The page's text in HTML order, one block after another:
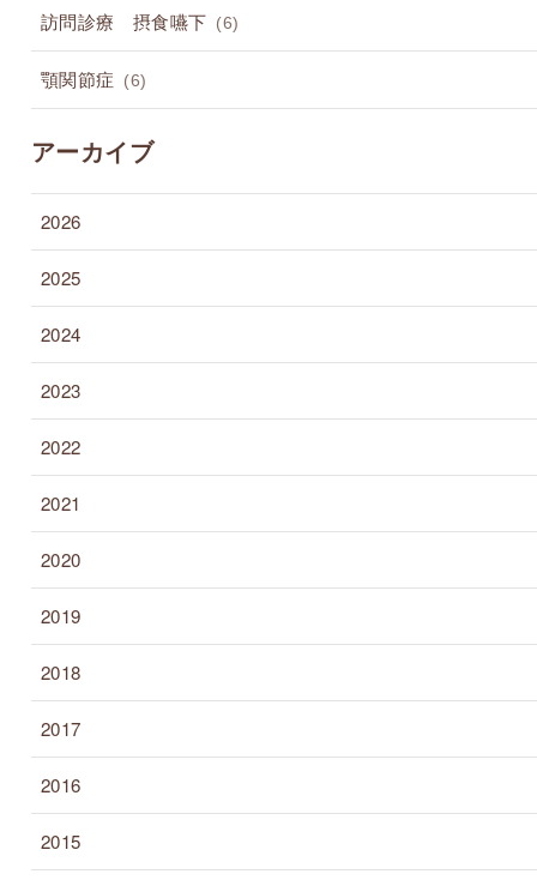
訪問診療 摂食嚥下 (6)
顎関節症 (6)
アーカイブ
2026
2025
2024
2023
2022
2021
2020
2019
2018
2017
2016
2015